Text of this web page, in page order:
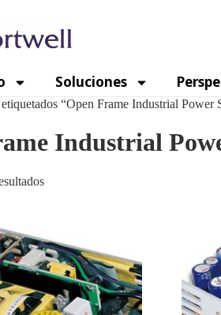
Soluciones
“Open Frame Industrial Power
Industrial